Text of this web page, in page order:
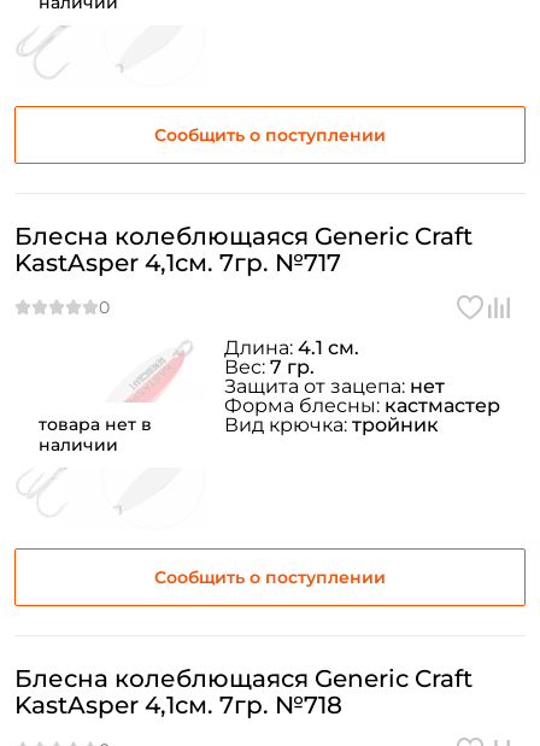
Сообщить о поступлении
товара нет в
наличии
Блесна колеблющаяся Generic Craft
KastAsper 4,1см. 7гр. №717
Сообщить о поступлении
Длина: 4.1 см.
Вес: 7 гр.
Защита от зацепа: нет
Форма блесны: кастмастер
Вид крючка: тройник
Блесна колеблющаяся Generic Craft
KastAsper 4,1см. 7гр. №718